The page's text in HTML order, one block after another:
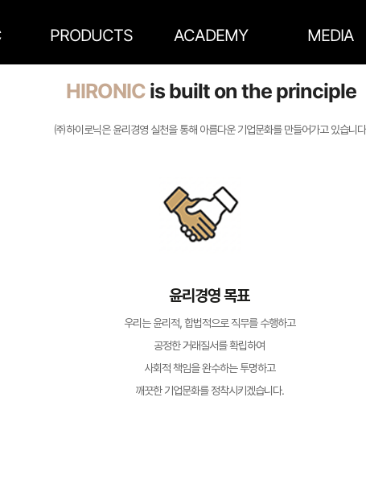
PRODUCTS ACADEMY MEDIA
HIRONICis built on the principle
㈜하이로닉은 윤리경영 실천을 통해 아름다운 기업문화를 만들어가고 있습니
윤리경영 목표
우리는 윤리적, 합법적으로 직무를 수행하고
공정한 거래질서를 확립하여
사회적 책임을 완수하는 투명하고
깨끗한 기업문화를 정착시키겠습니다.